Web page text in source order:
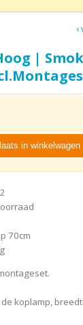
|
in winkelwagen
70cm
koplamp,